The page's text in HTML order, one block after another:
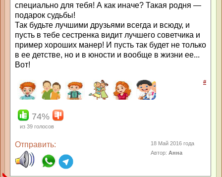
специально для тебя! А как иначе? Такая родня —
подарок судьбы!
Так будьте лучшими друзьями всегда и всюду, и
пусть в тебе сестренка видит лучшего советчика и
пример хороших манер! И пусть так будет не только
в ее детстве, но и в юности и вообще в жизни ее...
Вот!
#
74%
из 39 голосов
Отправить:
18 Май 2016 года
Автор:Анна